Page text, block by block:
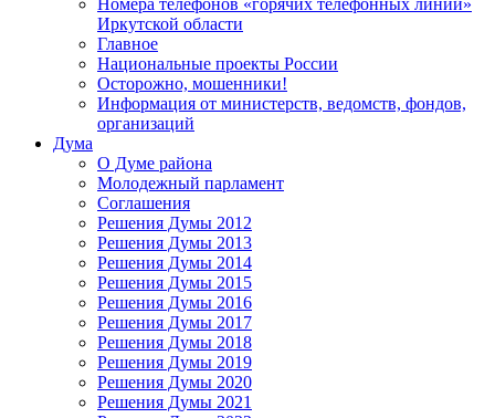
Иркутской области
Главное
Национальные проекты России
Осторожно, мошенники!
Информация от министерств, ведомств, фондов,
организаций
Дума
О Думе района
Молодежный парламент
Соглашения
Решения Думы 2012
Решения Думы 2013
Решения Думы 2014
Решения Думы 2015
Решения Думы 2016
Решения Думы 2017
Решения Думы 2018
Решения Думы 2019
Решения Думы 2020
Решения Думы 2021